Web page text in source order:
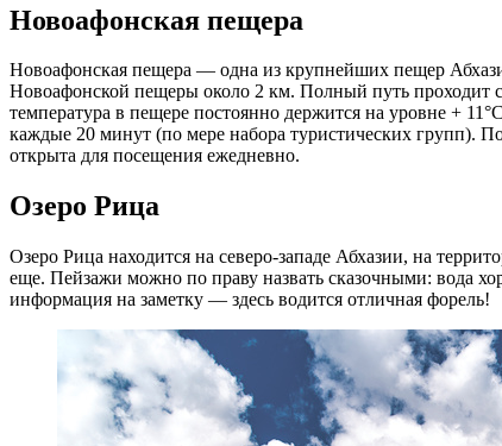
Новоафонская пещера
Новоафонская пещера — одна из крупнейших пещер
Новоафонской пещеры около 2 км. Полный путь проходит
температура в пещере постоянно держится на уровне +
каждые 20 минут (по мере набора туристических групп).
открыта для посещения ежедневно.
Озеро Рица
Озеро Рица находится на северо-западе Абхазии, на
еще. Пейзажи можно по праву назвать сказочными: вода
информация на заметку — здесь водится отличная форель!